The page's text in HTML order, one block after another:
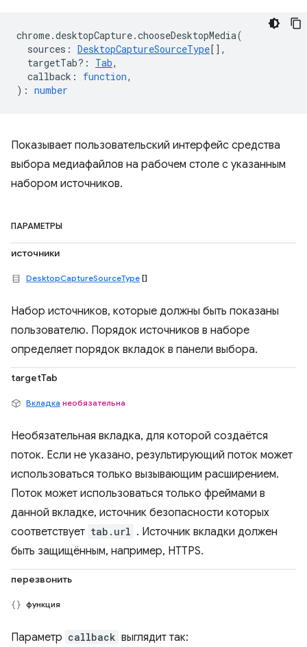
chrome.desktopCapture.chooseDesktopMedia(
sources : DesktopCaptureSourceType[],
targetTab? : Tab,
callback : function,
) : number
Показывает пользовательский интерфейс средства
выбора медиафайлов на рабочем столе с указанным
набором источников.
ПАРАМЕТРЫ
источники
DesktopCaptureSourceType []
Набор источников, которые должны быть показаны
пользователю. Порядок источников в наборе
определяет порядок вкладок в панели выбора.
targetTab
Вкладка необязательна
Необязательная вкладка, для которой создаётся
поток. Если не указано, результирующий поток может
использоваться только вызывающим расширением.
Поток может использоваться только фреймами в
данной вкладке, источник безопасности которых
соответствует tab.url . Источник вкладки должен
быть защищённым, например, HTTPS.
перезвонить
функция
Параметр callback выглядит так: